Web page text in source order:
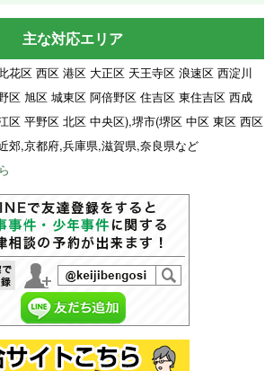
主な対応エリア
花区 西区 港区 大正区 天王寺区 浪速区 西淀川
区 旭区 城東区 阿倍野区 住吉区 東住吉区 西成
区 平野区 北区 中央区),堺市(堺区 中区 東区 西区
郊,京都府,兵庫県,滋賀県,奈良県など